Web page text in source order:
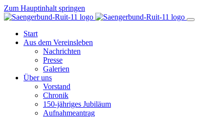
Zum Hauptinhalt springen
Start
Aus dem Vereinsleben
Nachrichten
Presse
Galerien
Über uns
Vorstand
Chronik
150-jähriges Jubiläum
Aufnahmeantrag